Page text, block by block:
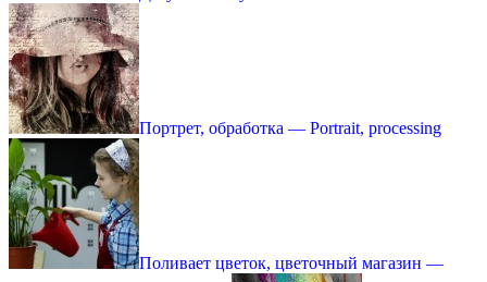
Портрет, обработка — Portrait, processing
Поливает цветок, цветочный магазин —